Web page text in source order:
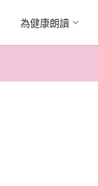
為健康朗讀